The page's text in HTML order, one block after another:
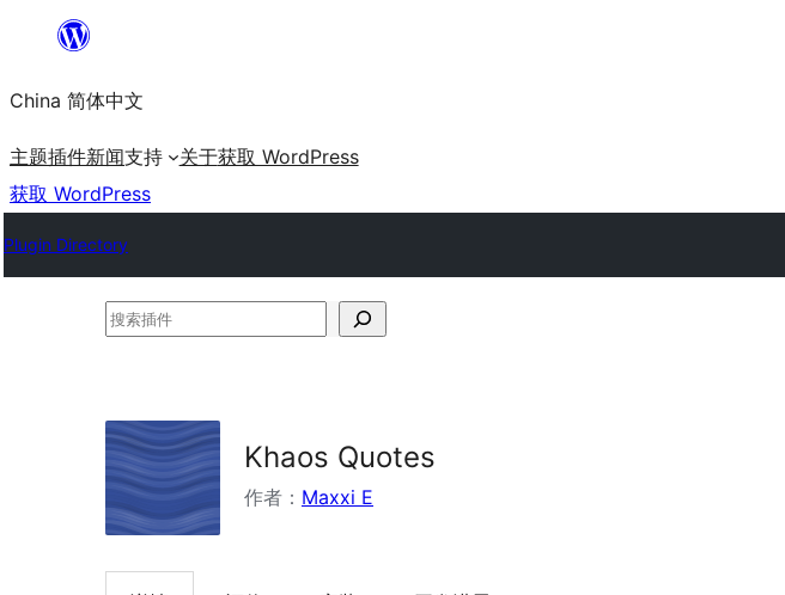
内
容
China 简体中文
主题插件新闻支持 关于获取 WordPress
获取 WordPress
Plugin Directory
搜
件
Khaos Quotes
作者： Maxxi E